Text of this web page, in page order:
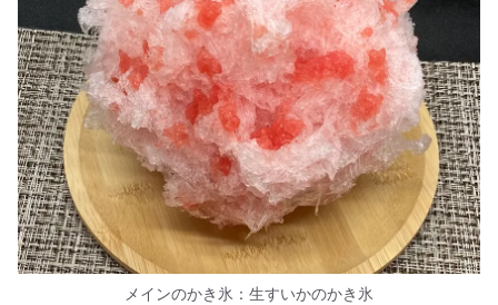
メインのかき氷：生すいかのかき氷